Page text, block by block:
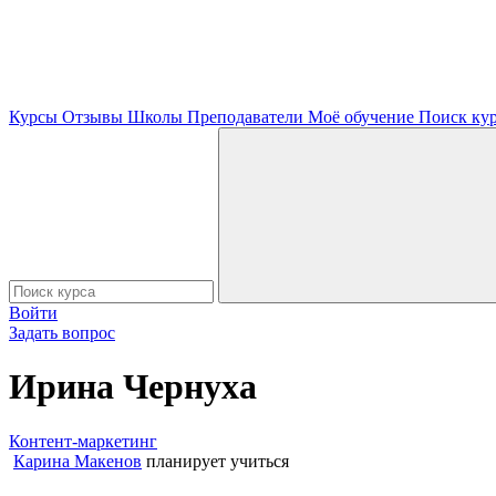
Курсы Отзывы Школы Преподаватели Моё обучение Поиск
Войти
Задать вопрос
Ирина Чернуха
Контент-маркетинг
Карина Макенов планирует учиться